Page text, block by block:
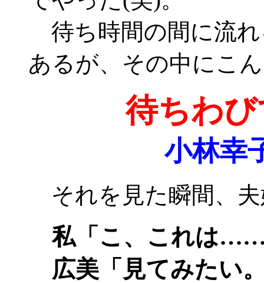
待ち時間の間に流
あるが、その中にこ
待ちわ
小林幸
それを見た瞬間、
私「こ、これは
広美「見てみたい